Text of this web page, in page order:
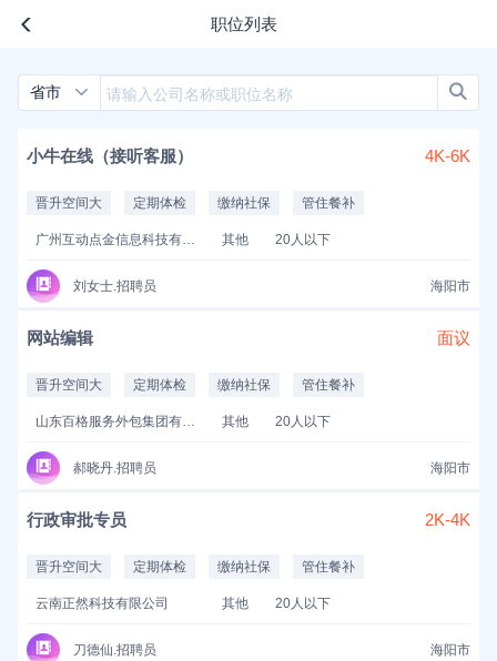
职位列表
省市
小牛在线（接听客服） 4K-6K
晋升空间大 定期体检 缴纳社保 管住餐补
广州互动点金信息科技有限公司 其他 20人以下
刘女士.招聘员 海阳市
网站编辑 面议
晋升空间大 定期体检 缴纳社保 管住餐补
山东百格服务外包集团有限公司 其他 20人以下
郝晓丹.招聘员 海阳市
行政审批专员 2K-4K
晋升空间大 定期体检 缴纳社保 管住餐补
云南正然科技有限公司 其他 20人以下
刀德仙.招聘员 海阳市